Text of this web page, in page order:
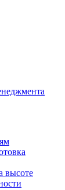
высоте